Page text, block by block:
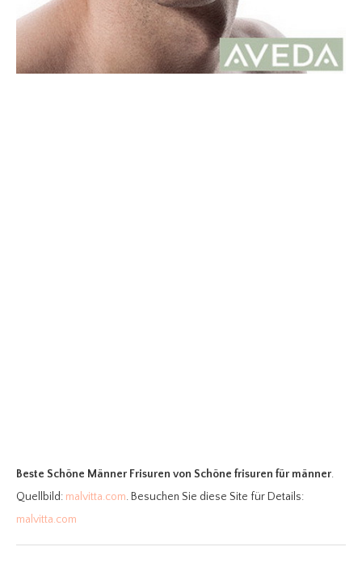
Beste Schöne Männer Frisuren von Schöne frisuren für männer.
Quellbild: malvitta.com. Besuchen Sie diese Site für Details:
malvitta.com